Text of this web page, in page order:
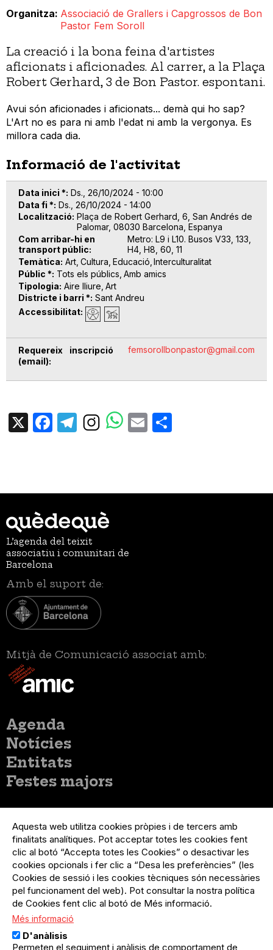
Organitza Associació de Grallers i Capgrossos de Bon
Pastor Fem Soroll
La creació i la bona feina d'artistes
aficionats i aficionades. Al carrer, a la Plaça
Robert Gerhard, 3 de Bon Pastor. espontani.
Avui són aficionades i aficionats... demà qui ho sap?
L'Art no es para ni amb l'edat ni amb la vergonya. Es
millora cada dia.
Informació de l'activitat
Data inici * Ds., 26/10/2024 - 10:00
Data fi * Ds., 26/10/2024 - 14:00
Localització Plaça de Robert Gerhard, 6, San Andrés de
Palomar, 08030 Barcelona, Espanya
Com arribar-hi en
transport públic
Metro: L9 i L10. Busos V33, 133,
H4, H8, 60, 11
Temàtica Art Cultura Educació Interculturalitat
Públic * Tots els públics Amb amics
Tipologia Aire lliure Art
Districte i barri * Sant Andreu
Accessibilitat
Requereix inscripció
(email)
femsorollbonpastor@gmail.com
X Facebook
TelegramEmail
L’agenda del teixit
associatiu i comunitari de
Barcelona
Amb el suport de:
Mitjà de Comunicació associat amb:
Menú
principal
Agenda
Notícies
Entitats
Festes majors
del
compte
d'usuari
Menú
usuari
no
loggat
Registre organització
Menú
Peu
Sobre el projecte
Preguntes freqüents
Contacte
Menú
Legal
Política de privacitat
Avís legal
Aquesta web utilitza cookies pròpies i de tercers amb
finalitats analítiques. Pot acceptar totes les cookies fent
clic al botó “Accepta totes les Cookies” o desactivar les
cookies opcionals i fer clic a “Desa les preferències” (les
Cookies de sessió i les cookies tècniques són necessàries
pel funcionament del web). Pot consultar la nostra política
de Cookies fent clic al botó de Més informació.
Més informació
D'anàlisis
Permeten el seguiment i anàlisis de comportament de